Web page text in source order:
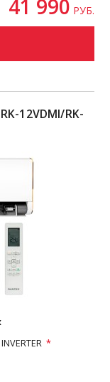
41 990 РУБ.
12VDMI/RK-